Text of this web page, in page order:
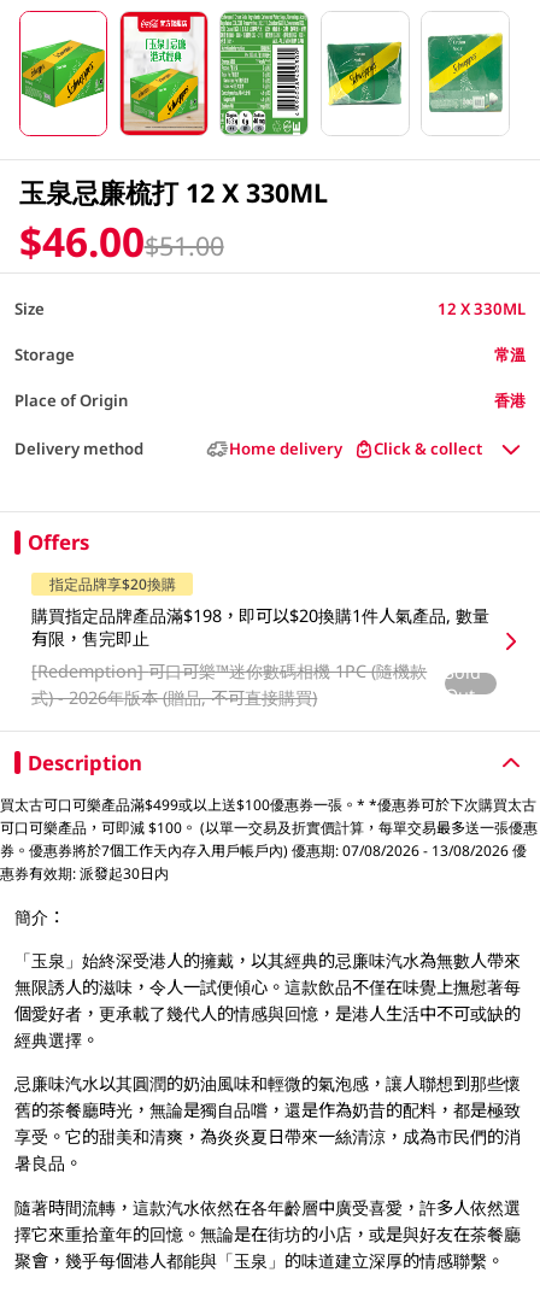
玉泉忌廉梳打 12 X 330ML
$46.00$51.00
Size 12 X 330ML
Storage 常溫
Place of Origin 香港
Delivery method Home delivery Click & collect
Offers
指定品牌享$20換購
購買指定品牌產品滿$198，即可以$20換購1件人氣產品, 數量
有限，售完即止
[Redemption]可口可樂™️迷你數碼相機 1PC (隨機款
式) - 2026年版本 (贈品, 不可直接購買)
Sold
Out
Description
買太古可口可樂產品滿$499或以上送$100優惠券一張。* *優惠券可於下次購買太古
可口可樂產品，可即減 $100。 (以單一交易及折實價計算，每單交易最多送一張優惠
券。優惠券將於7個工作天內存入用戶帳戶內) 優惠期: 07/08/2026 - 13/08/2026 優
惠券有效期: 派發起30日内
簡介：
「玉泉」始終深受港人的擁戴，以其經典的忌廉味汽水為無數人帶來
無限誘人的滋味，令人一試便傾心。這款飲品不僅在味覺上撫慰著每
個愛好者，更承載了幾代人的情感與回憶，是港人生活中不可或缺的
經典選擇。
忌廉味汽水以其圓潤的奶油風味和輕微的氣泡感，讓人聯想到那些懷
舊的茶餐廳時光，無論是獨自品嚐，還是作為奶昔的配料，都是極致
享受。它的甜美和清爽，為炎炎夏日帶來一絲清涼，成為市民們的消
暑良品。
隨著時間流轉，這款汽水依然在各年齡層中廣受喜愛，許多人依然選
擇它來重拾童年的回憶。無論是在街坊的小店，或是與好友在茶餐廳
聚會，幾乎每個港人都能與「玉泉」的味道建立深厚的情感聯繫。